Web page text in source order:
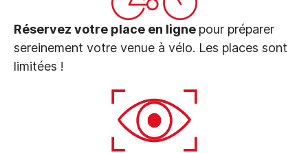
Réservez votre place en ligne pour préparer
sereinement votre venue à vélo. Les places sont
limitées !